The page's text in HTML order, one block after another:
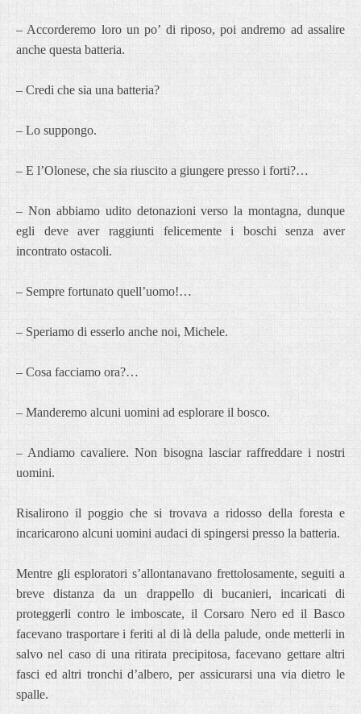
– Accorderemo loro un po’ di riposo, poi andremo ad assalire
anche questa batteria.
– Credi che sia una batteria?
– Lo suppongo.
– E l’Olonese, che sia riuscito a giungere presso i forti?…
– Non abbiamo udito detonazioni verso la montagna, dunque
egli deve aver raggiunti felicemente i boschi senza aver
incontrato ostacoli.
– Sempre fortunato quell’uomo!…
– Speriamo di esserlo anche noi, Michele.
– Cosa facciamo ora?…
– Manderemo alcuni uomini ad esplorare il bosco.
– Andiamo cavaliere. Non bisogna lasciar raffreddare i nostri
uomini.
Risalirono il poggio che si trovava a ridosso della foresta e
incaricarono alcuni uomini audaci di spingersi presso la batteria.
Mentre gli esploratori s’allontanavano frettolosamente, seguiti a
breve distanza da un drappello di bucanieri, incaricati di
proteggerli contro le imboscate, il Corsaro Nero ed il Basco
facevano trasportare i feriti al di là della palude, onde metterli in
salvo nel caso di una ritirata precipitosa, facevano gettare altri
fasci ed altri tronchi d’albero, per assicurarsi una via dietro le
spalle.